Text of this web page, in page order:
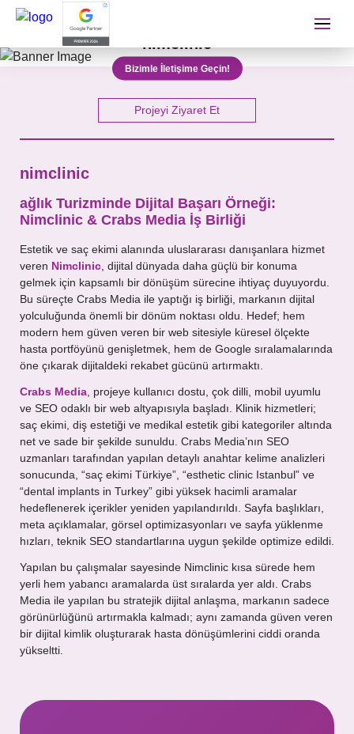
nimclinic
Bizimle İletişime Geçin!
Projeyi Ziyaret Et
nimclinic
ağlık Turizminde Dijital Başarı Örneği:
Nimclinic & Crabs Media İş Birliği
Estetik ve saç ekimi alanında uluslararası danışanlara hizmet
veren Nimclinic , dijital dünyada daha güçlü bir konuma
gelmek için kapsamlı bir dönüşüm sürecine ihtiyaç duyuyordu.
Bu süreçte Crabs Media ile yaptığı iş birliği, markanın dijital
yolculuğunda önemli bir dönüm noktası oldu. Hedef; hem
modern hem güven veren bir web sitesiyle küresel ölçekte
hasta portföyünü genişletmek, hem de Google sıralamalarında
öne çıkarak dijitaldeki rekabet gücünü artırmaktı.
Crabs Media , projeye kullanıcı dostu, çok dilli, mobil uyumlu
ve SEO odaklı bir web altyapısıyla başladı. Klinik hizmetleri;
saç ekimi, diş estetiği ve medikal estetik gibi kategoriler altında
net ve sade bir şekilde sunuldu. Crabs Media’nın SEO
uzmanları tarafından yapılan detaylı anahtar kelime analizleri
sonucunda, “saç ekimi Türkiye”, “esthetic clinic Istanbul” ve
“dental implants in Turkey” gibi yüksek hacimli aramalar
hedeflenerek içerikler yeniden yapılandırıldı. Sayfa başlıkları,
meta açıklamalar, görsel optimizasyonları ve sayfa yüklenme
hızları, teknik SEO standartlarına uygun şekilde optimize edildi.
Yapılan bu çalışmalar sayesinde Nimclinic kısa sürede hem
yerli hem yabancı aramalarda üst sıralarda yer aldı. Crabs
Media ile yapılan bu stratejik dijital anlaşma, markanın sadece
görünürlüğünü artırmakla kalmadı; aynı zamanda güven veren
bir dijital kimlik oluşturarak hasta dönüşümlerini ciddi oranda
yükseltti.
İletişime Geçip Teklinizi
Adınız Soyadınız
Telefon Numaranız
E-mail Adresiniz
Almak İstediğiniz Hizmet
Mesajınız